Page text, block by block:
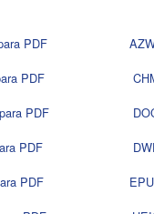
PDF
PDF
PDF
PDF
PDF